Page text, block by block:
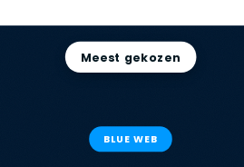
Meest gekozen
BLUE WEB